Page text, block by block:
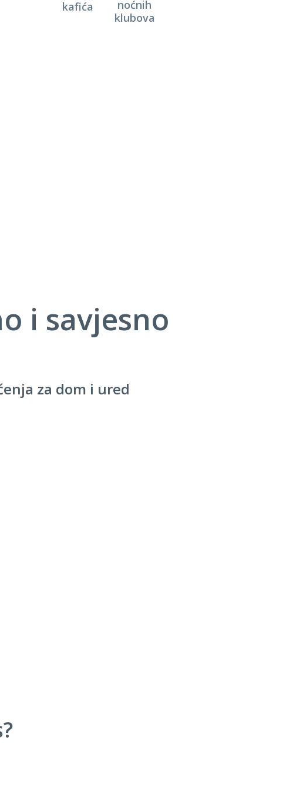
kafića
noćnih
klubova
i savjesno
za dom i ured